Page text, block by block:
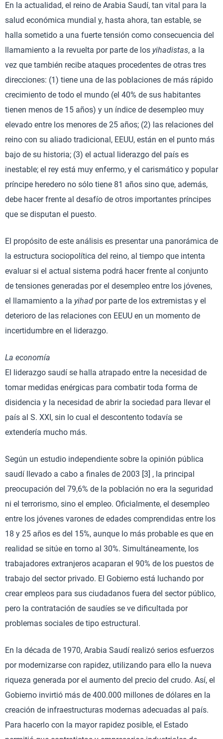
En la actualidad, el reino de Arabia Saudí, tan vital para la
salud económica mundial y, hasta ahora, tan estable, se
halla sometido a una fuerte tensión como consecuencia del
llamamiento a la revuelta por parte de los yihadistas, a la
vez que también recibe ataques procedentes de otras tres
direcciones: (1) tiene una de las poblaciones de más rápido
crecimiento de todo el mundo (el 40% de sus habitantes
tienen menos de 15 años) y un índice de desempleo muy
elevado entre los menores de 25 años; (2) las relaciones del
reino con su aliado tradicional, EEUU, están en el punto más
bajo de su historia; (3) el actual liderazgo del país es
inestable; el rey está muy enfermo, y el carismático y popular
príncipe heredero no sólo tiene 81 años sino que, además,
debe hacer frente al desafío de otros importantes príncipes
que se disputan el puesto.
El propósito de este análisis es presentar una panorámica de
la estructura sociopolítica del reino, al tiempo que intenta
evaluar si el actual sistema podrá hacer frente al conjunto
de tensiones generadas por el desempleo entre los jóvenes,
el llamamiento a la yihad por parte de los extremistas y el
deterioro de las relaciones con EEUU en un momento de
incertidumbre en el liderazgo.
La economía
El liderazgo saudí se halla atrapado entre la necesidad de
tomar medidas enérgicas para combatir toda forma de
disidencia y la necesidad de abrir la sociedad para llevar el
país al S. XXI, sin lo cual el descontento todavía se
extendería mucho más.
Según un estudio independiente sobre la opinión pública
saudí llevado a cabo a finales de 2003 [3] , la principal
preocupación del 79,6% de la población no era la seguridad
ni el terrorismo, sino el empleo. Oficialmente, el desempleo
entre los jóvenes varones de edades comprendidas entre los
18 y 25 años es del 15%, aunque lo más probable es que en
realidad se sitúe en torno al 30%. Simultáneamente, los
trabajadores extranjeros acaparan el 90% de los puestos de
trabajo del sector privado. El Gobierno está luchando por
crear empleos para sus ciudadanos fuera del sector público,
pero la contratación de saudíes se ve dificultada por
problemas sociales de tipo estructural.
En la década de 1970, Arabia Saudí realizó serios esfuerzos
por modernizarse con rapidez, utilizando para ello la nueva
riqueza generada por el aumento del precio del crudo. Así, el
Gobierno invirtió más de 400.000 millones de dólares en la
creación de infraestructuras modernas adecuadas al país.
Para hacerlo con la mayor rapidez posible, el Estado